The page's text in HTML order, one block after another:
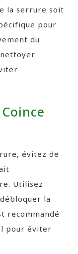
la serrure soit
pour
du
évitez de
Utilisez
la
recommandé
pour éviter